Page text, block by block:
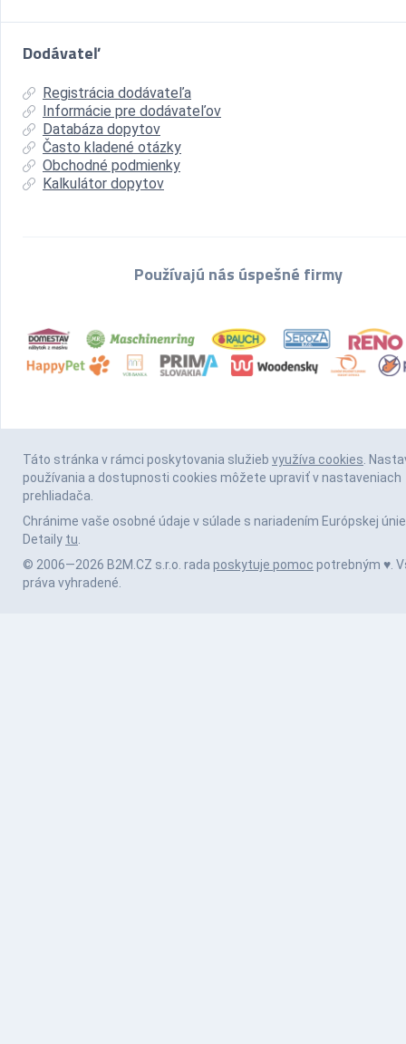
Dodávateľ
Registrácia dodávateľa
Informácie pre dodávateľov
Databáza dopytov
Často kladené otázky
Obchodné podmienky
Kalkulátor dopytov
Používajú nás úspešné firmy
Táto stránka v rámci poskytovania služieb využíva cookies.
používania a dostupnosti cookies môžete upraviť v nastaveniach
prehliadača.
Chránime vaše osobné údaje v súlade s nariadením Európskej únie
Detaily tu.
© 2006—2026 B2M.CZ s.r.o. rada poskytuje pomoc potrebným ♥️.
práva vyhradené.